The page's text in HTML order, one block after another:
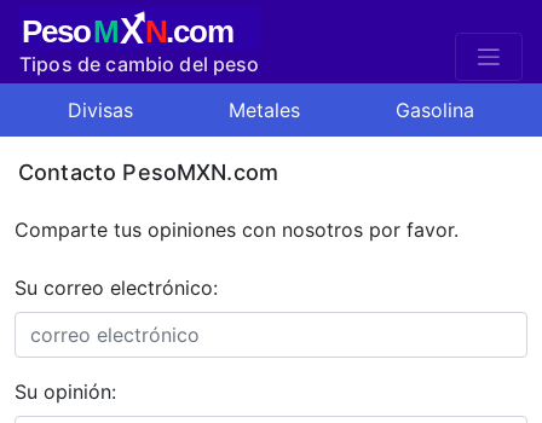
PesoMXN.com
Tipos de cambio del peso
Divisas Metales Gasolina
Contacto PesoMXN.com
Comparte tus opiniones con nosotros por favor.
Su correo electrónico:
Su opinión: